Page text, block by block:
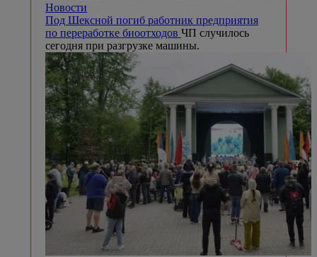
Новости
Под Шексной погиб работник предприятия
по переработке биоотходов ЧП случилось
сегодня при разгрузке машины.